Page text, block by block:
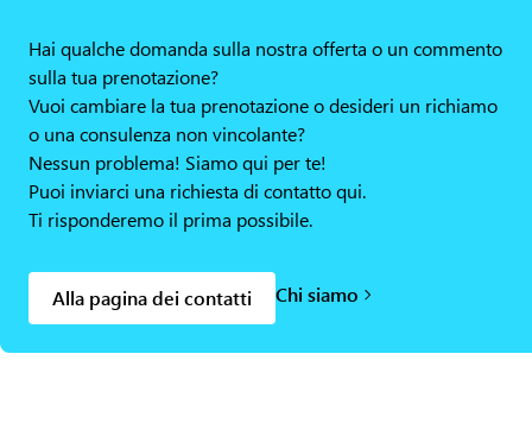
Hai qualche domanda sulla nostra offerta o un commento
sulla tua prenotazione?
Vuoi cambiare la tua prenotazione o desideri un richiamo
o una consulenza non vincolante?
Nessun problema! Siamo qui per te!
Puoi inviarci una richiesta di contatto qui.
Ti risponderemo il prima possibile.
Alla pagina dei contatti Chi siamo